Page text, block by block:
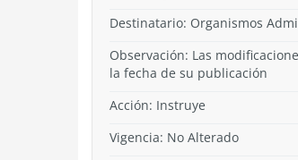
Destinatario: Organismos
Observación: Las
la fecha de su publicación
Acción: Instruye
Vigencia: No Alterado